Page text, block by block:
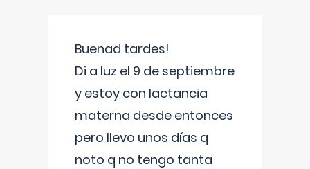
Buenad tardes!
Di a luz el 9 de septiembre
y estoy con lactancia
materna desde entonces
pero llevo unos días q
noto q no tengo tanta